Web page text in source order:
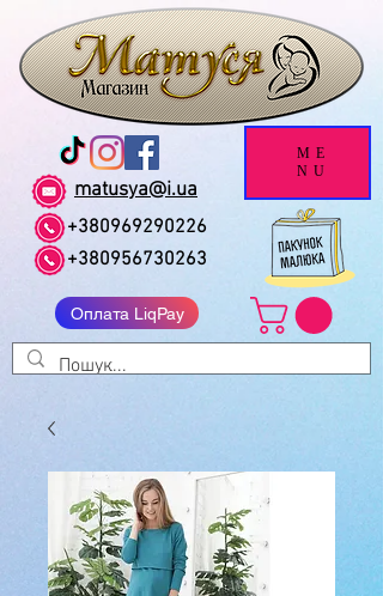
matusya@i.ua
+380969290226
+380956730263
Оплата LiqPay
ME
NU